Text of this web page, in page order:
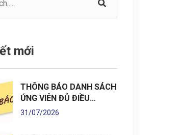
mới
THÔNG BÁO DANH SÁCH
ỨNG VIÊN ĐỦ ĐIỀU…
31/07/2026